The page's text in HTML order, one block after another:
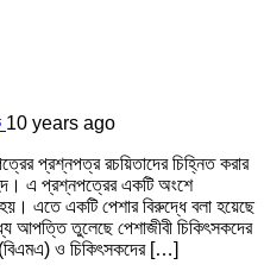
10 years ago
প্রশ্নপত্র রচয়িতাদের চিহ্নিত করার
এ প্রশ্নপত্রের একটি অংশে
হয়। এতে একটি পেশার বিরুদ্ধে বলা হয়েছে
আপত্তি তুলেছে পেশাজীবী চিকিৎসকদের
(বিএমএ) ও চিকিৎসকদের […]